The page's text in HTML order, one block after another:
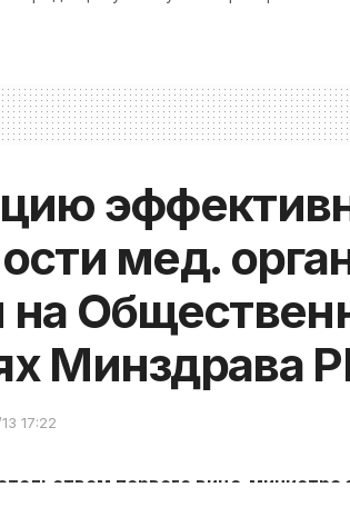
мед.
на
Минздрава
17:22
первого вице-министра